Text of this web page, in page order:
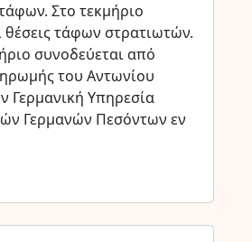
Στο τεκμήριο
τάφων στρατιωτών.
συνοδεύεται από
του Αντωνίου
Γερμανική Υπηρεσία
Γερμανών Πεσόντων εν